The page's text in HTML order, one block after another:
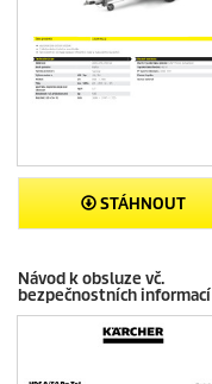
STÁHNOUT
Návod k obsluze vč.
bezpečnostních informací